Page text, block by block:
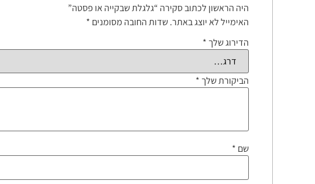
היה הראשון לכתוב סקירה “גלגלת שבקייה או פסטה”
האימייל לא יוצג באתר.שדות החובה מסומנים *
הדירוג שלך *
הביקורת שלך *
שם *